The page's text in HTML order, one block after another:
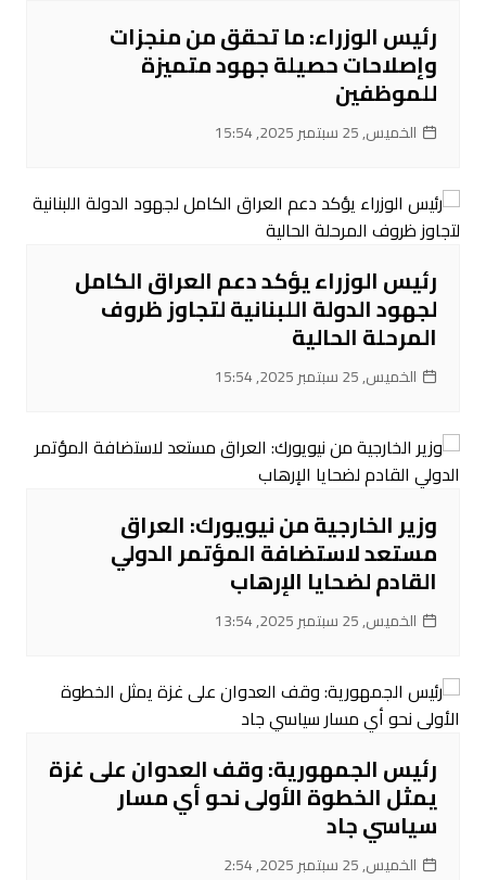
رئيس الوزراء: ما تحقق من منجزات
وإصلاحات حصيلة جهود متميزة
للموظفين
الخميس, 25 سبتمبر 2025, 15:54
رئيس الوزراء يؤكد دعم العراق الكامل
لجهود الدولة اللبنانية لتجاوز ظروف
المرحلة الحالية
الخميس, 25 سبتمبر 2025, 15:54
وزير الخارجية من نيويورك: العراق
مستعد لاستضافة المؤتمر الدولي
القادم لضحايا الإرهاب
الخميس, 25 سبتمبر 2025, 13:54
رئيس الجمهورية: وقف العدوان على غزة
يمثل الخطوة الأولى نحو أي مسار
سياسي جاد
الخميس, 25 سبتمبر 2025, 2:54